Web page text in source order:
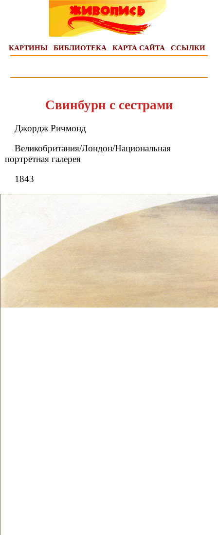
КАРТИНЫ БИБЛИОТЕКА КАРТА САЙТА ССЫЛКИ
Свинбурн с сестрами
Джордж Ричмонд
Великобритания/Лондон/Национальная
портретная галерея
1843